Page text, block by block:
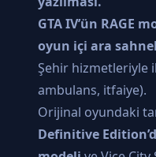
GTA IV’ün RAGE
oyun içi ara
Şehir hizmetleriyle
ambulans, itfaiye).
Orijinal oyundaki
Definitive